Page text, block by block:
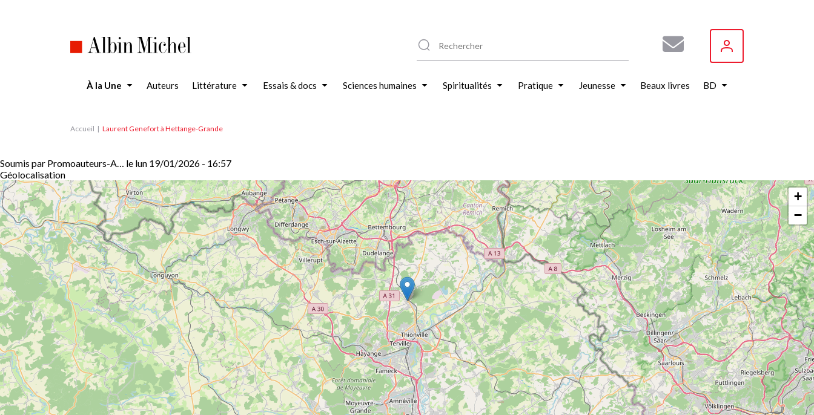
À la Une Auteurs Littérature Essais & docs Sciences humaines Spiritualités Pratique Jeunesse Beaux livres BD
Accueil Laurent Genefort à Hettange-Grande
Soumis par Promoauteurs-A… le lun 19/01/2026 - 16:57
Géolocalisation
+
−